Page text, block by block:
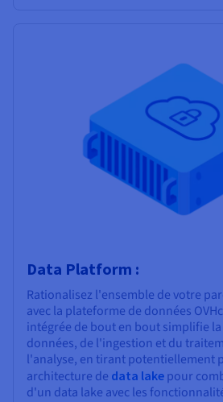
Data Platform :
Rationalisez l'ensemble de votre
avec la plateforme de données
intégrée de bout en bout simplifie
données, de l'ingestion et du
l'analyse, en tirant potentiellement
architecture de data lake pour
d'un data lake avec les